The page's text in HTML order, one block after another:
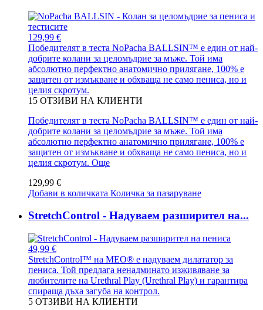
129,99 €
Победителят в теста NoPacha BALLSIN™ е един от най-
добрите колани за целомъдрие за мъже. Той има
абсолютно перфектно анатомично прилягане, 100% е
защитен от измъкване и обхваща не само пениса, но и
целия скротум.
15 ОТЗИВИ НА КЛИЕНТИ
Победителят в теста NoPacha BALLSIN™ е един от най-
добрите колани за целомъдрие за мъже. Той има
абсолютно перфектно анатомично прилягане, 100% е
защитен от измъкване и обхваща не само пениса, но и
целия скротум. Още
129,99 €
Добави в количката Количка за пазаруване
StretchControl - Надуваем разширител на...
49,99 €
StretchControl™ на MEO® е надуваем дилататор за
пениса. Той предлага ненадминато изживяване за
любителите на Urethral Play (Urethral Play) и гарантира
спираща дъха загуба на контрол.
5 ОТЗИВИ НА КЛИЕНТИ